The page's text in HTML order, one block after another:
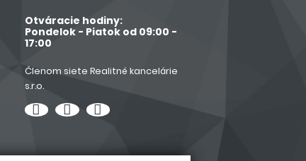
Otváracie hodiny:
Pondelok - Piatok od 09:00 -
17:00
Členom siete Realitné kancelárie
s.r.o.